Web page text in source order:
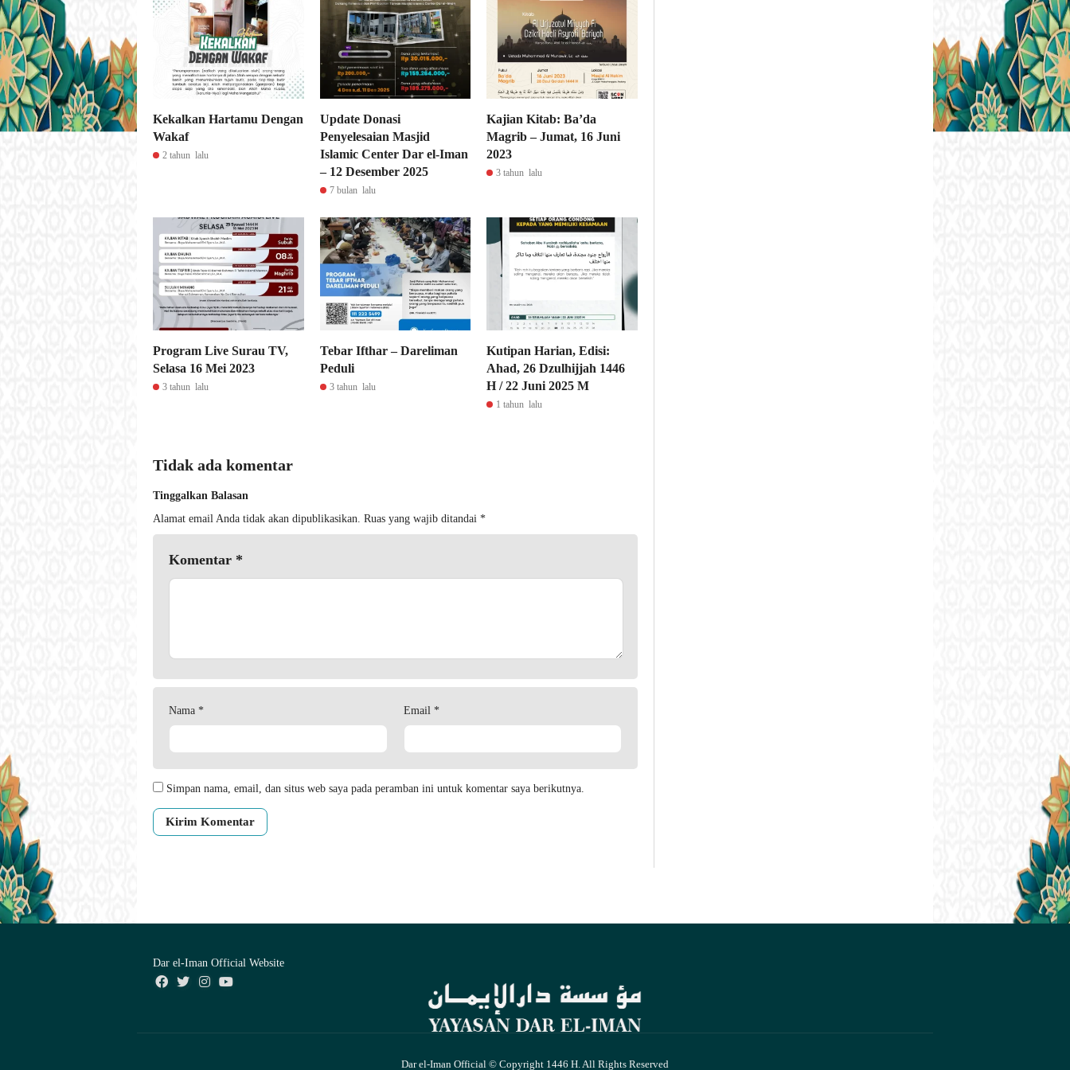
Kekalkan Hartamu Dengan
Wakaf
2 tahun lalu
Update Donasi
Penyelesaian Masjid
Islamic Center Dar el-Iman
– 12 Desember 2025
7 bulan lalu
Kajian Kitab: Ba’da
Magrib – Jumat, 16 Juni
2023
3 tahun lalu
Program Live Surau TV,
Selasa 16 Mei 2023
3 tahun lalu
Tebar Ifthar – Dareliman
Peduli
3 tahun lalu
Kutipan Harian, Edisi:
Ahad, 26 Dzulhijjah 1446
H / 22 Juni 2025 M
1 tahun lalu
Tidak ada komentar
Tinggalkan Balasan
Alamat email Anda tidak akan dipublikasikan. Ruas yang wajib ditandai *
Komentar *
Nama * Email *
Simpan nama, email, dan situs web saya pada peramban ini untuk komentar saya berikutnya.
Dar el-Iman Official Website
Dar el-Iman Official © Copyright 1446 H. All Rights Reserved